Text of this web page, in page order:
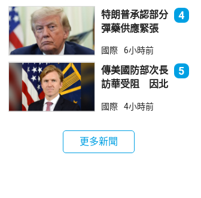
特朗普承認部分
彈藥供應緊張
成
4
國際 6小時前
傳美國防部次長
訪華受阻 因北
售
5
國際 4小時前
更多新聞